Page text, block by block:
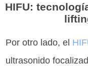
HIFU:
Por otro lado, el
ultrasonido